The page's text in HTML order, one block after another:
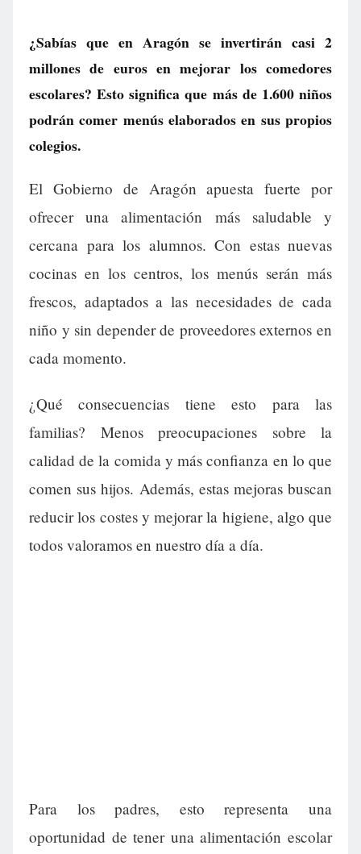
¿Sabías que en Aragón se invertirán casi 2
millones de euros en mejorar los comedores
escolares? Esto significa que más de 1.600 niños
podrán comer menús elaborados en sus propios
colegios.
El Gobierno de Aragón apuesta fuerte por
ofrecer una alimentación más saludable y
cercana para los alumnos. Con estas nuevas
cocinas en los centros, los menús serán más
frescos, adaptados a las necesidades de cada
niño y sin depender de proveedores externos en
cada momento.
¿Qué consecuencias tiene esto para las
familias? Menos preocupaciones sobre la
calidad de la comida y más confianza en lo que
comen sus hijos. Además, estas mejoras buscan
reducir los costes y mejorar la higiene, algo que
todos valoramos en nuestro día a día.
Para los padres, esto representa una
oportunidad de tener una alimentación escolar